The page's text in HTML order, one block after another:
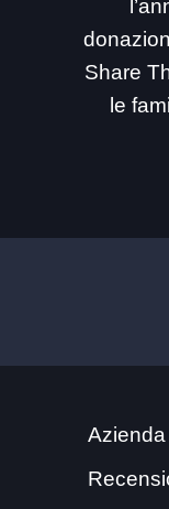
Share
le
Azienda